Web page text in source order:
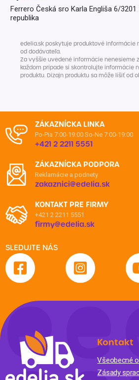
Ferrero Česká sro Karla Engliša 6/3201
republika
edelia.sk poskytuje produktové informácie
od dodávateľa.
Za vyššie uvedené informácie nenesieme
každom prípade si skontrolujte informácie
produktu. Dizajn produktu sa môže líšiť od
ZÁKAZNÍCKA LINKA
Po-Pia 7:00-19:00 So-Ne 7:00-19:00
+421 2 2211 5551
ZÁKAZNÍCKA PODPORA
Reklamácie a podnety
zakaznici@edelia.sk
KONTAKT PRE FIRMY
+421 2 2211 5551
firmy@edelia.sk
SLEDUJTE NÁS
Kontakt
Všeobecné
Zásady